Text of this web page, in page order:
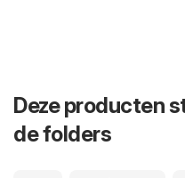
Deze producten
de folders